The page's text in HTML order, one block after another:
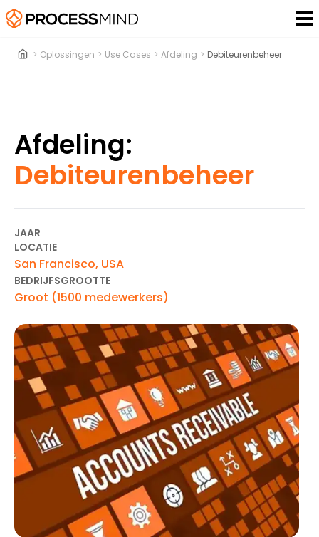
> Oplossingen > Use Cases > Afdeling > Debiteurenbeheer
Afdeling:
Debiteurenbeheer
JAAR
LOCATIE
San Francisco, USA
BEDRIJFSGROOTTE
Groot (1500 medewerkers)